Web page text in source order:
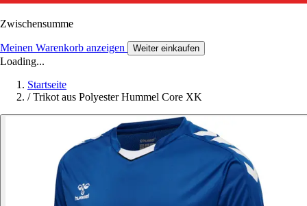
Zwischensumme
Meinen Warenkorb anzeigen Weiter einkaufen
Loading...
Startseite
/ Trikot aus Polyester Hummel Core XK